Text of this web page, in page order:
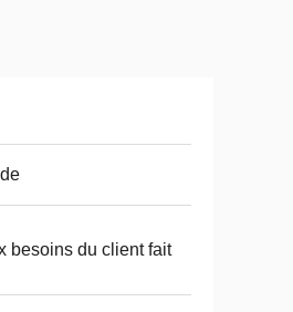
besoins du client fait